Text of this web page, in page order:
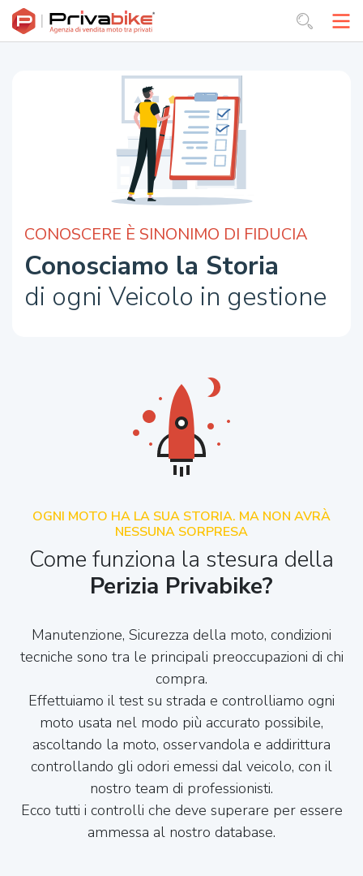
CONOSCERE È SINONIMO DI FIDUCIA
Conosciamo la Storia
di ogni Veicolo in gestione
OGNI MOTO HA LA SUA STORIA. MA NON AVRÀ
NESSUNA SORPRESA
Come funziona la stesura della
Perizia Privabike?
Manutenzione, Sicurezza della moto, condizioni
tecniche sono tra le principali preoccupazioni di chi
compra.
Effettuiamo il test su strada e controlliamo ogni
moto usata nel modo più accurato possibile,
ascoltando la moto, osservandola e addirittura
controllando gli odori emessi dal veicolo, con il
nostro team di professionisti.
Ecco tutti i controlli che deve superare per essere
ammessa al nostro database.